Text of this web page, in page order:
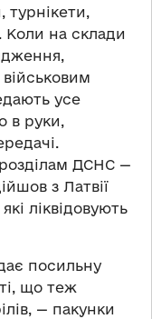
турнікети,
Коли на склади
усе
в руки,
ДСНС —
з Латвії
ліквідовують
посильну
що теж
— пакунки